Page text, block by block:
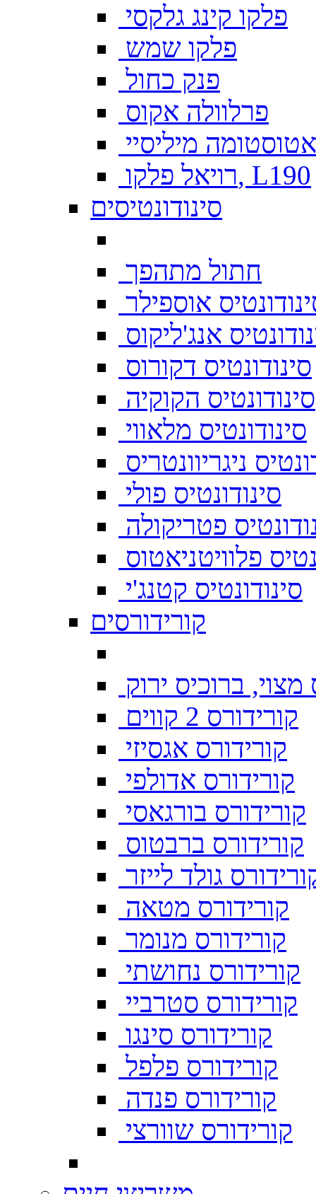
פלקו קינג גלקסי
פלקו שמש
פנק כחול
פרלוולה אקוס
מיליסיי
רויאל פלקו, L190
סינודונטיסים
חתול מתהפך
אוספילר
אנג'ליקוס
סינודונטיס דקורוס
סינודונטיס הקוקיה
סינודונטיס מלאווי
ניגריוונטריס
סינודונטיס פולי
פטריקולה
פלוויטניאטוס
סינודונטיס קטנג'י
קורידורסים
מצוי, ברוכיס ירוק
קורידורס 2 קווים
קורידורס אגסיזי
קורידורס אדולפי
קורידורס בורגאסי
קורידורס ברבטוס
גולד לייזר
קורידורס מטאה
קורידורס מנומר
קורידורס נחושתי
קורידורס סטרביי
קורידורס סינגו
קורידורס פלפל
קורידורס פנדה
קורידורס שוורצי